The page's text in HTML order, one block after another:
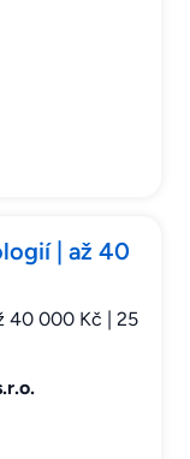
| až 40
40 000 Kč | 25